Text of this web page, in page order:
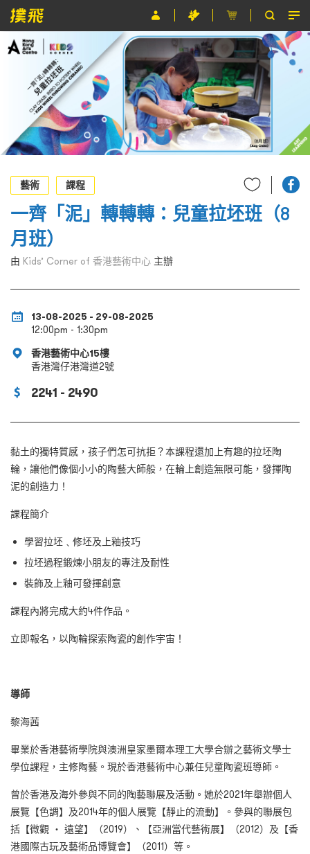
節目
主辦單位
關於撲飛
條款及細則
EN
藝術
課程
一齊「泥」轉轉轉：兒童拉坯班（8
月班）
由 Kids’ Corner of 香港藝術中心 主辦
13-08-2025 - 29-08-2025
12:00pm - 1:30pm
香港藝術中心15樓
香港灣仔港灣道2號
2241 - 2490
黏土的獨特質感，孩子們怎可抗拒？本課程還加上有趣的拉坯陶
輪，讓他們像個小小的陶藝大師般，在輪上創造無限可能，發揮陶
泥的創造力！
課程簡介
學習拉坯﹑修坯及上釉技巧
拉坯過程鍛煉小朋友的專注及耐性
裝飾及上釉可發揮創意
課程內將完成大約4件作品。
立即報名，以陶輪探索陶瓷的創作宇宙！
導師
黎海茜
畢業於香港藝術學院與澳洲皇家墨爾本理工大學合辦之藝術文學士
學位課程，主修陶藝。現於香港藝術中心兼任兒童陶瓷班導師。
曾於香港及海外參與不同的陶藝聯展及活動。她於2021年舉辦個人
展覽【色調】及2014年的個人展覽【靜止的流動】。參與的聯展包
括【微觀 ‧ 遠望】（2019）、【亞洲當代藝術展】（2012）及【香
港國際古玩及藝術品博覽會】（2011）等。